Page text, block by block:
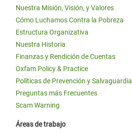
Nuestra Misión, Visión, y Valores
Cómo Luchamos Contra la Pobreza
Estructura Organizativa
Nuestra Historia
Finanzas y Rendición de Cuentas
Oxfam Policy & Practice
Políticas de Prevención y Salvaguardia
Preguntas más Frecuentes
Scam Warning
Áreas de trabajo